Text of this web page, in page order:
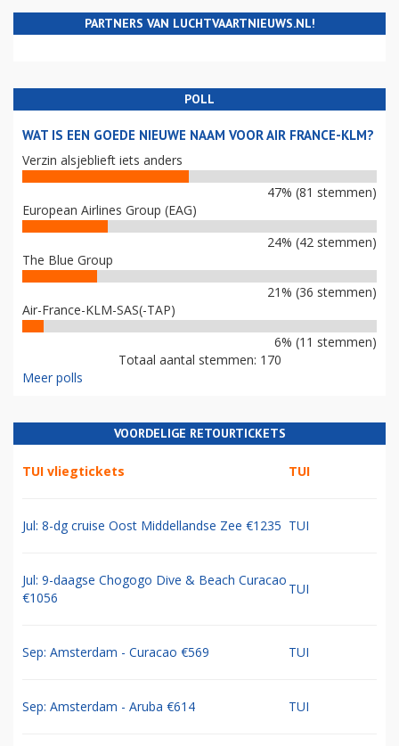
PARTNERS VAN LUCHTVAARTNIEUWS.NL!
POLL
WAT IS EEN GOEDE NIEUWE NAAM VOOR AIR FRANCE-KLM?
Verzin alsjeblieft iets anders
47% (81 stemmen)
European Airlines Group (EAG)
24% (42 stemmen)
The Blue Group
21% (36 stemmen)
Air-France-KLM-SAS(-TAP)
6% (11 stemmen)
Totaal aantal stemmen: 170
Meer polls
VOORDELIGE RETOURTICKETS
TUI vliegtickets TUI
Jul: 8-dg cruise Oost Middellandse Zee €1235 TUI
Jul: 9-daagse Chogogo Dive & Beach Curacao
€1056
TUI
Sep: Amsterdam - Curacao €569 TUI
Sep: Amsterdam - Aruba €614 TUI